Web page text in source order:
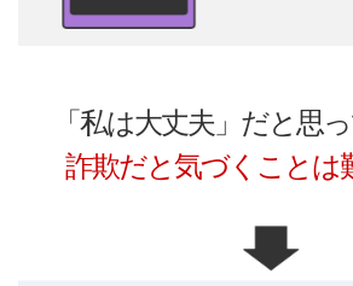
「私は大丈夫」だと思
詐欺だと気づくことは